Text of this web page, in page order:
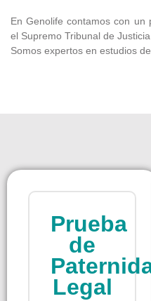
En Genolife contamos con un
el Supremo Tribunal de
Somos expertos en estudios
Prueba
de
Legal